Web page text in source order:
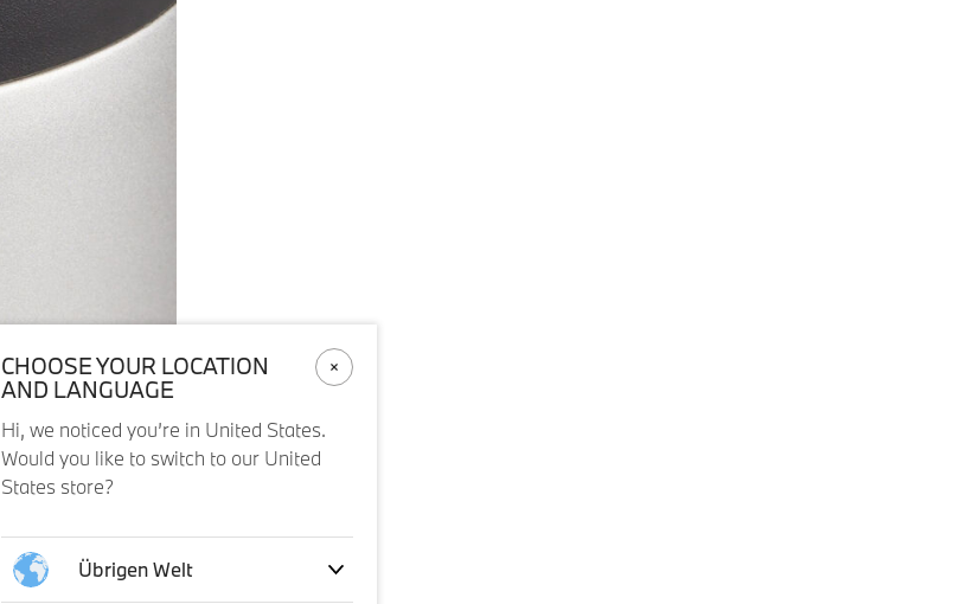
CHOOSE YOUR LOCATION
AND LANGUAGE
Hi, we noticed you’re in United States.
Would you like to switch to our United
States store?
Übrigen Welt